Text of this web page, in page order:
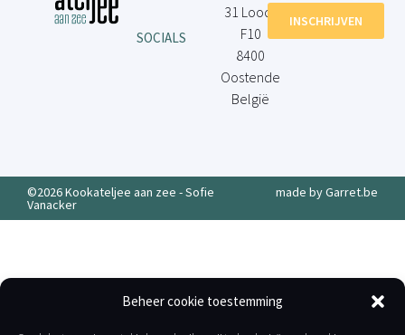
Beheer cookie toestemming
SOCIALS
31 Loods
F10
8400
Oostende
België
INSCHRIJVEN
©2026 Kookateljee aan zee - Sofie
Vanacker
made by Garret.be